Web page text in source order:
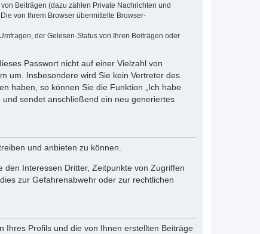
Beiträgen (dazu zählen Private Nachrichten und
von Ihrem Browser übermittelte Browser-
der Gelesen-Status von Ihren Beiträgen oder
Passwort nicht auf einer Vielzahl von
um. Insbesondere wird Sie kein Vertreter des
haben, so können Sie die Funktion „Ich habe
sendet anschließend ein neu generiertes
und anbieten zu können.
Interessen Dritter, Zeitpunkte von Zugriffen
zur Gefahrenabwehr oder zur rechtlichen
Ihres Profils und die von Ihnen erstellten Beiträge